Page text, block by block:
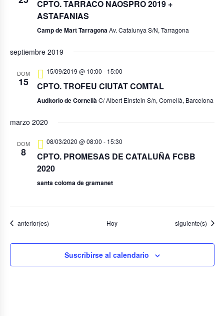
CPTO. TARRACO NAOSPRO 2019 +
ASTAFANIAS
Camp de Mart TarragonaAv. Catalunya S/N, Tarragona
septiembre 2019
DOM
15
15/09/2019 @ 10:00 - 15:00
CPTO. TROFEU CIUTAT COMTAL
Auditorio de CornellàC/ Albert Einstein S/n, Cornellà, Barcelona
marzo 2020
DOM
8
08/03/2020 @ 08:00 - 15:30
CPTO. PROMESAS DE CATALUÑA FCBB
2020
santa coloma de gramanet
Eventos
anterior(es) Hoy Eventos
siguiente(s)
Suscribirse al calendario